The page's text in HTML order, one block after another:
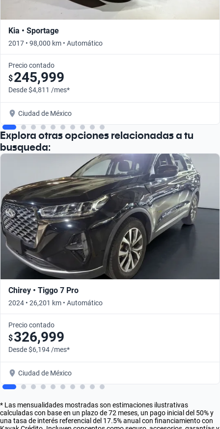
Kia • Sportage
2017 • 98,000 km • Automático
Precio contado
$245,999
Desde $4,811 /mes*
Ciudad de México
Explora otras opciones relacionadas a tu
busqueda:
Chirey • Tiggo 7 Pro
2024 • 26,201 km • Automático
Precio contado
$326,999
Desde $6,194 /mes*
Ciudad de México
* Las mensualidades mostradas son estimaciones ilustrativas
calculadas con base en un plazo de 72 meses, un pago inicial del 50% y
una tasa de interés referencial del 17.5% anual con financiamiento con